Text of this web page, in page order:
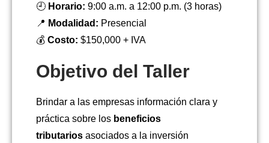
🕘 Horario: 9:00 a.m. a 12:00 p.m. (3 horas)
📍 Modalidad: Presencial
💰 Costo: $150,000 + IVA
Objetivo del Taller
Brindar a las empresas información clara y
práctica sobre los beneficios
tributarios asociados a la inversión